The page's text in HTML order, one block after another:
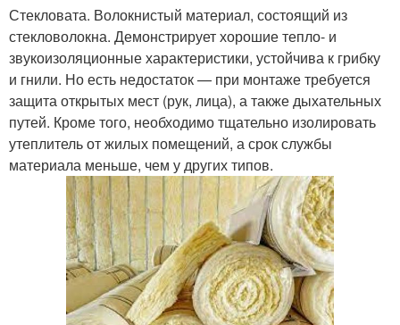
Стекловата. Волокнистый материал, состоящий из
стекловолокна. Демонстрирует хорошие тепло- и
звукоизоляционные характеристики, устойчива к грибку
и гнили. Но есть недостаток — при монтаже требуется
защита открытых мест (рук, лица), а также дыхательных
путей. Кроме того, необходимо тщательно изолировать
утеплитель от жилых помещений, а срок службы
материала меньше, чем у других типов.